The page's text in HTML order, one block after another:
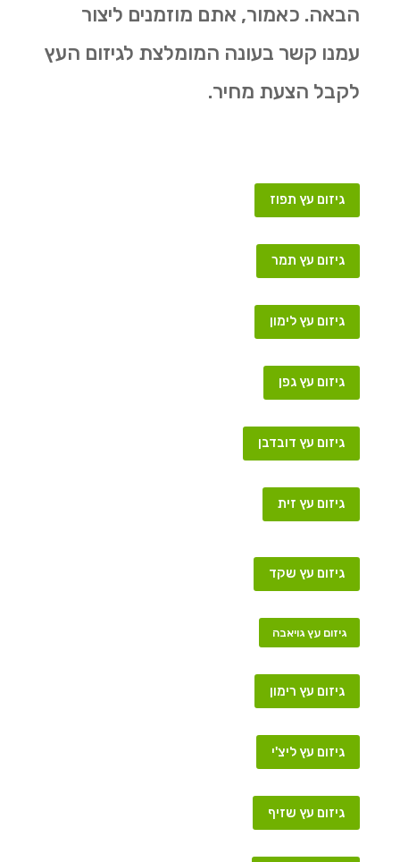
הבאה. כאמור, אתם מוזמנים ליצור
עמנו קשר בעונה המומלצת לגיזום העץ
לקבל הצעת מחיר.
גיזום עץ תפוז
גיזום עץ תמר
גיזום עץ לימון
גיזום עץ גפן
גיזום עץ דובדבן
גיזום עץ זית
גיזום עץ שקד
גיזום עץ גויאבה
גיזום עץ רימון
גיזום עץ ליצ'י
גיזום עץ שזיף